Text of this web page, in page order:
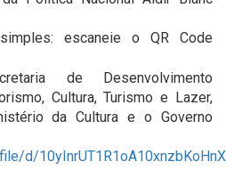
escaneie o QR Code
de Desenvolvimento
Cultura, Turismo e Lazer,
da Cultura e o Governo
d/